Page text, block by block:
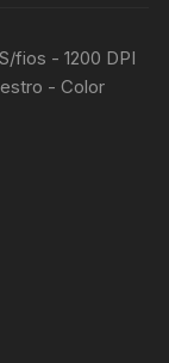
fios - 1200 DPI
- Color